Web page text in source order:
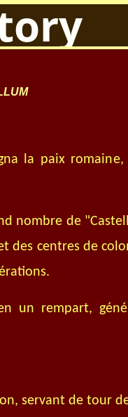
la paix
nombre de
des centres de
un rempart,
servant de tour